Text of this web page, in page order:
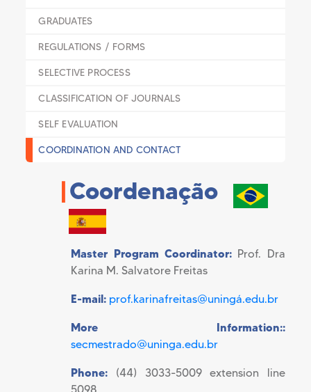
GRADUATES
REGULATIONS / FORMS
SELECTIVE PROCESS
CLASSIFICATION OF JOURNALS
SELF EVALUATION
COORDINATION AND CONTACT
|Coordenação
Master Program Coordinator: Prof. Dra
Karina M. Salvatore Freitas
E-mail: prof.karinafreitas@uningá.edu.br
More Information::
secmestrado@uninga.edu.br
Phone: (44) 3033-5009 extension line